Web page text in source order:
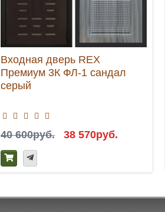
Входная дверь REX
Премиум 3К ФЛ-1 сандал
серый
40 600руб. 38 570руб.